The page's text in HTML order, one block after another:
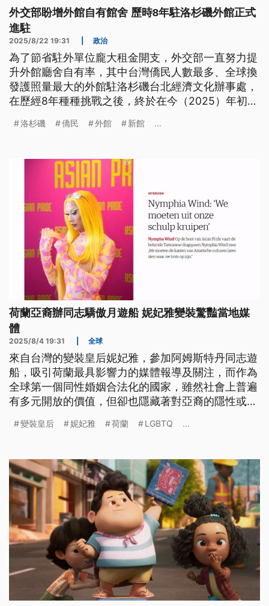
外交部盼增外館自有館舍 歷時8年駐洛杉磯外館正式
進駐
2025/8/22 19:31 政治
為了節省駐外單位龐大租金開支，外交部一直努力提
升外館廳舍自有率，其中台灣僑民人數最多、全球換
發護照量最大的外館駐洛杉磯台北經濟文化辦事處，
在歷經8年種種挑戰之後，終於在今（2025）年初成
造柔和文化空間，成為旅外僑民與國外訪客打卡熱
洛杉磯 僑民 外館 新館 ...
荷蘭亞裔辦同志驕傲月遊船 妮妃雅變裝驚豔當地媒
體
2025/8/4 19:31 全球
來自台灣的變裝皇后妮妃雅，參加阿姆斯特丹同志遊
船，吸引荷蘭最具影響力的媒體報導及關注，而作為
全球第一個同性婚姻合法化的國家，雖然社會上普遍
有多元開放的價值，但卻也隱藏著對亞裔的隱性或非
變裝皇后 妮妃雅 荷蘭 LGBTQ ...